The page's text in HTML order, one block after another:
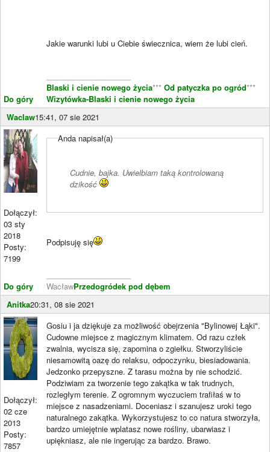
Do góry
Jakie warunki lubi u Ciebie świecznica, wiem że lubi cień.
Blaski i cienie nowego życia*** Od patyczka po ogród***
Wizytówka-Blaski i cienie nowego życia
Waclaw15:41, 07 sie 2021
Dołączył:
03 sty
2018
Posty:
7199
Do góry
Anda napisał(a)
Cudnie, bajka. Uwielbiam taką kontrolowaną
dzikość
Podpisuję się
WacławPrzedogródek pod dębem
Anitka20:31, 08 sie 2021
Dołączył:
02 cze
2013
Posty:
7857
Gosiu i ja dziękuje za możliwość obejrzenia "Bylinowej Łąki".
Cudowne miejsce z magicznym klimatem. Od razu człek
zwalnia, wycisza się, zapomina o zgiełku. Stworzyliście
niesamowitą oazę do relaksu, odpoczynku, biesiadowania.
Jedzonko przepyszne. Z tarasu można by nie schodzić.
Podziwiam za tworzenie tego zakątka w tak trudnych,
rozległym terenie. Z ogromnym wyczuciem trafiłaś w to
miejsce z nasadzeniami. Doceniasz i szanujesz uroki tego
naturalnego zakątka. Wykorzystujesz to co natura stworzyła,
bardzo umiejętnie wplatasz nowe rośliny, ubarwiasz i
upiękniasz, ale nie ingerując za bardzo. Brawo.